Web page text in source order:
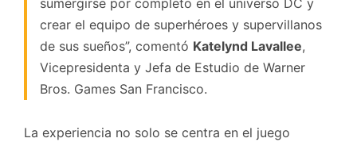
sumergirse por completo en el universo DC y
crear el equipo de superhéroes y supervillanos
de sus sueños”, comentó Katelynd Lavallee,
Vicepresidenta y Jefa de Estudio de Warner
Bros. Games San Francisco.
La experiencia no solo se centra en el juego